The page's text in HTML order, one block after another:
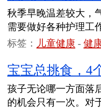
秋季早晚温差较大，
需要做好各种护理工
标签： 儿童健康 - 健
宝宝总挑食，4
孩子无论哪一方面落
的机会只有一次。对